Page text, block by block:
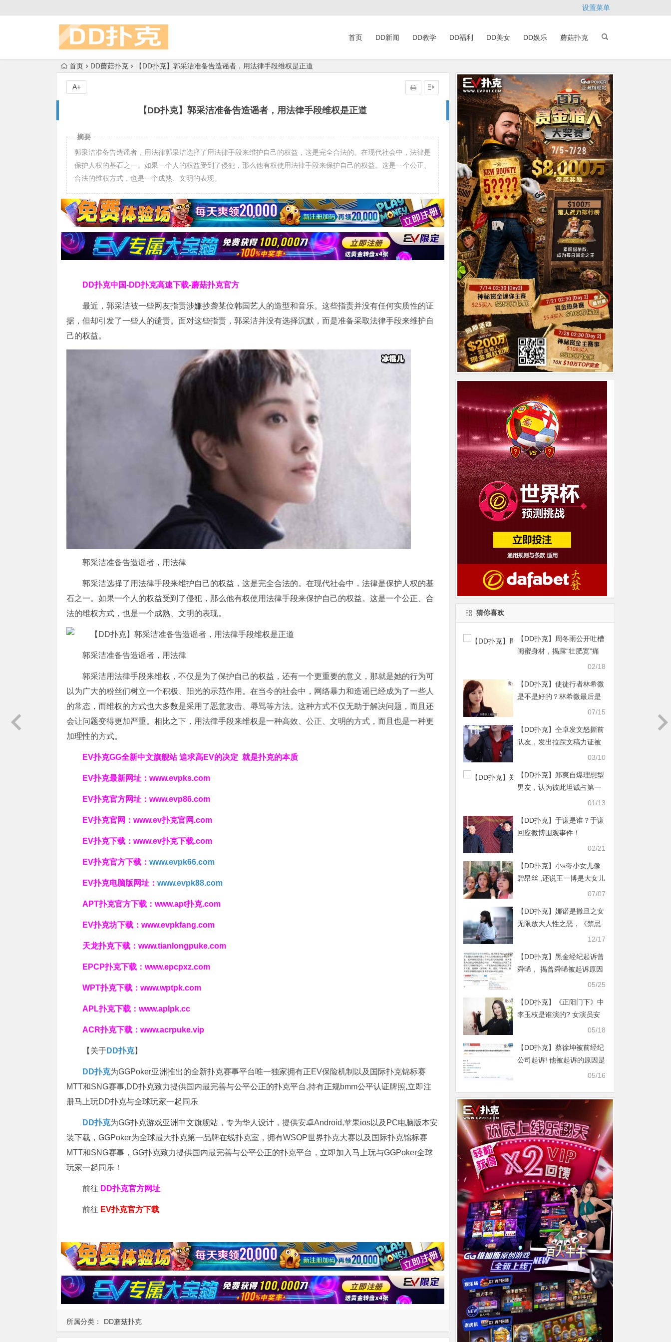
设置菜单
首页 DD新闻 DD教学 DD福利 DD美女 DD娱乐 蘑菇扑克
首页 DD蘑菇扑克 【DD扑克】郭采洁准备告造谣者，用法律手段维权是正道
【DD扑克】郭采洁准备告造谣者，用法律手段维权是正道
A+
所属分类： DD蘑菇扑克
摘要
郭采洁准备告造谣者，用法律郭采洁选择了用法律手段来维护自己的权益，这是完全合法的。在现代社会中，法律是
保护人权的基石之一。如果一个人的权益受到了侵犯，那么他有权使用法律手段来保护自己的权益。这是一个公正、
合法的维权方式，也是一个成熟、文明的表现。
DD扑克中国-DD扑克高速下载-蘑菇扑克官方
最近，郭采洁被一些网友指责涉嫌抄袭某位韩国艺人的造型和音乐。这些指责并没有任何实质性的证
据，但却引发了一些人的谴责。面对这些指责，郭采洁并没有选择沉默，而是准备采取法律手段来维护自
己的权益。
郭采洁准备告造谣者，用法律
郭采洁选择了用法律手段来维护自己的权益，这是完全合法的。在现代社会中，法律是保护人权的基
石之一。如果一个人的权益受到了侵犯，那么他有权使用法律手段来保护自己的权益。这是一个公正、合
法的维权方式，也是一个成熟、文明的表现。
郭采洁准备告造谣者，用法律
郭采洁用法律手段来维权，不仅是为了保护自己的权益，还有一个更重要的意义，那就是她的行为可
以为广大的粉丝们树立一个积极、阳光的示范作用。在当今的社会中，网络暴力和造谣已经成为了一些人
的常态，而维权的方式也大多数是采用了恶意攻击、辱骂等方法。这种方式不仅无助于解决问题，而且还
会让问题变得更加严重。相比之下，用法律手段来维权是一种高效、公正、文明的方式，而且也是一种更
加理性的方式。
EV扑克GG全新中文旗舰站追求高EV的决定 就是扑克的本质
EV扑克最新网址： www.evpks.com
EV扑克官方网址： www.evp86.com
EV扑克官网： www.ev扑克官网.com
EV扑克下载： www.ev扑克下载.com
EV扑克官方下载： www.evpk66.com
EV扑克电脑版网址： www.evpk88.com
APT扑克官方下载： www.apt扑克.com
EV扑克坊下载： www.evpkfang.com
天龙扑克下载： www.tianlongpuke.com
EPCP扑克下载： www.epcpxz.com
WPT扑克下载： www.wptpk.com
APL扑克下载： www.aplpk.cc
ACR扑克下载： www.acrpuke.vip
【关于DD扑克】
DD扑克为GGPoker亚洲推出的全新扑克赛事平台唯一独家拥有正EV保险机制以及国际扑克锦标赛
MTT和SNG赛事,DD扑克致力提供国内最完善与公平公正的扑克平台,持有正规bmm公平认证牌照,立即注
册马上玩DD扑克与全球玩家一起同乐
DD扑克为GG扑克游戏亚洲中文旗舰站，专为华人设计，提供安卓Android,苹果ios以及PC电脑版本安
装下载，GGPoker为全球最大扑克第一品牌在线扑克室，拥有WSOP世界扑克大赛以及国际扑克锦标赛
MTT和SNG赛事，GG扑克致力提供国内最完善与公平公正的扑克平台，立即加入马上玩与GGPoker全球
玩家一起同乐！
前往 DD扑克官方网址
前往 EV扑克官方下载
猜你喜欢
【DD扑克】周冬雨公开吐槽
闺蜜身材，揭露“壮肥宽”痛
02/18
【DD扑克】使徒行者林希微
是不是好的？林希微最后是
07/15
【DD扑克】仝卓发文怒撕前
队友，发出拉踩文稿力证被
03/10
【DD扑克】郑爽自爆理想型
男友，认为彼此坦诚占第一
01/13
【DD扑克】于谦是谁？于谦
回应微博围观事件！
02/21
【DD扑克】小s夸小女儿像
碧昂丝 ,还说王一博是大女儿
07/07
【DD扑克】娜诺是撒旦之女
无限放大人性之恶，《禁忌
12/17
【DD扑克】黑金经纪起诉曾
舜晞， 揭曾舜晞被起诉原因
05/25
【DD扑克】《正阳门下》中
李玉枝是谁演的? 女演员安
05/18
【DD扑克】蔡徐坤被前经纪
公司起诉! 他被起诉的原因是
05/16